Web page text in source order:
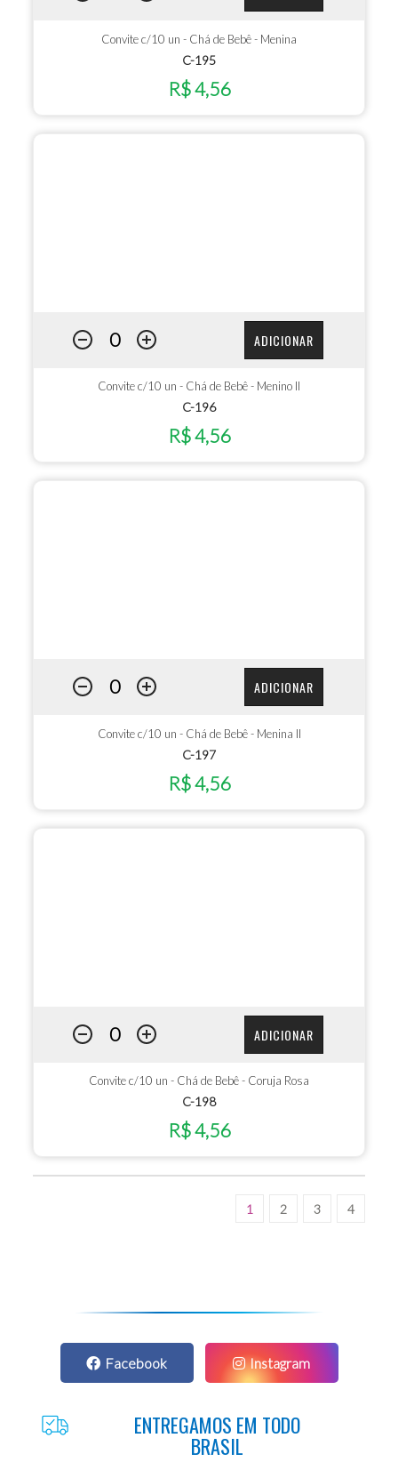
Convite c/10 un - Chá de Bebê - Menina
C-195
R$ 4,56
ADICIONAR
Convite c/10 un - Chá de Bebê - Menino II
C-196
R$ 4,56
ADICIONAR
Convite c/10 un - Chá de Bebê - Menina II
C-197
R$ 4,56
ADICIONAR
Convite c/10 un - Chá de Bebê - Coruja Rosa
C-198
R$ 4,56
1 2 3 4
Facebook Instagram
ENTREGAMOS EM TODO
BRASIL